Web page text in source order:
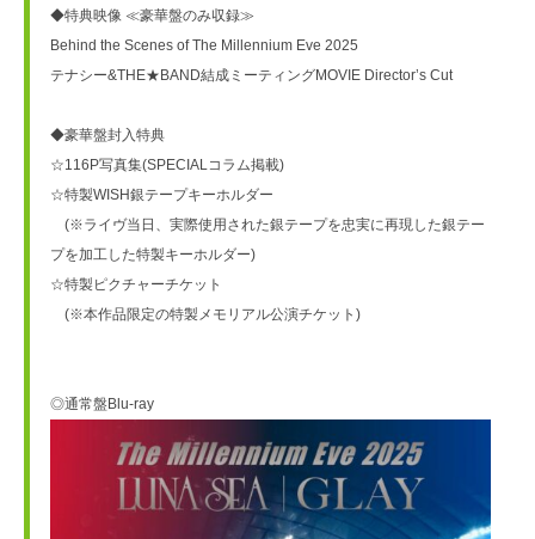
◆特典映像 ≪豪華盤のみ収録≫
Behind the Scenes of The Millennium Eve 2025
テナシー&THE★BAND結成ミーティングMOVIE Director’s Cut
◆豪華盤封入特典
☆116P写真集(SPECIALコラム掲載)
☆特製WISH銀テープキーホルダー
(※ライヴ当日、実際使用された銀テープを忠実に再現した銀テー
プを加工した特製キーホルダー)
☆特製ピクチャーチケット
(※本作品限定の特製メモリアル公演チケット)
◎通常盤Blu-ray